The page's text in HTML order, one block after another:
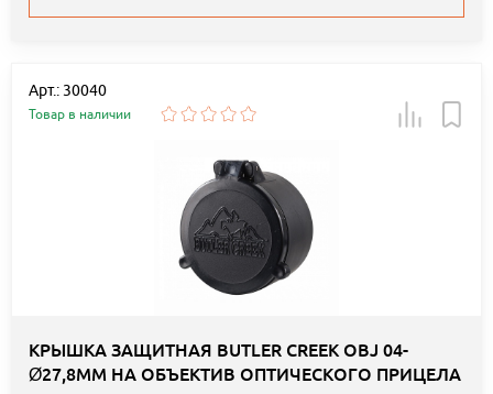
Арт.: 30040
Товар в наличии
КРЫШКА ЗАЩИТНАЯ BUTLER CREEK OBJ 04-
Ø27,8ММ НА ОБЪЕКТИВ ОПТИЧЕСКОГО ПРИЦЕЛА